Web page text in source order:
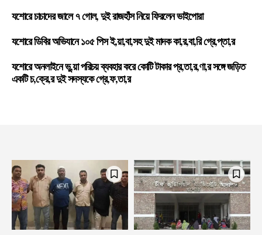
যশোরে চাচাদের জালে ৭ গোল, দুই রাজহাঁস নিয়ে ফিরলেন ভাইপোরা
যশোরে ডিবির অভিযানে ১০৫ পিস ই,য়া,বা,সহ দুই মাদক কা,র,বা,রি গ্রে,প্তা,র
যশোরে অনলাইনে ভু,য়া পরিচয় ব্যবহার করে কোটি টাকার প্র,তা,র,ণা,র সঙ্গে জড়িত
একটি চ,ক্রে,র দুই সদস্যকে গ্রে,ফ,তা,র